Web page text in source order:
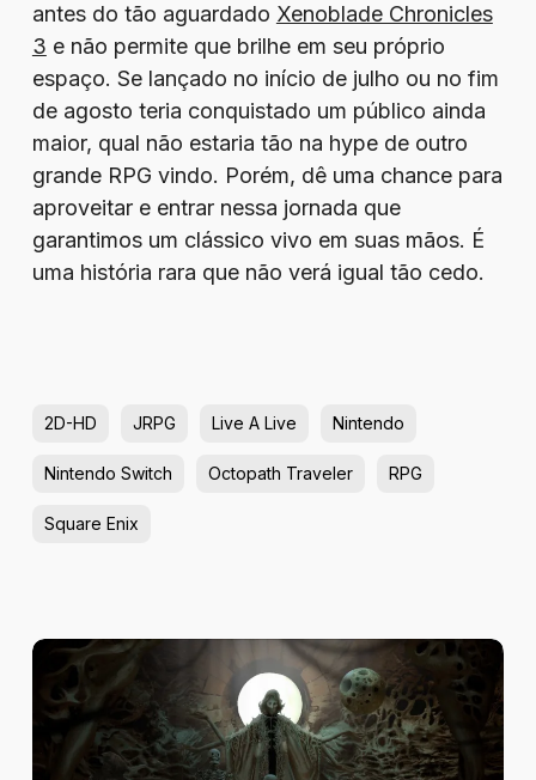
antes do tão aguardado Xenoblade Chronicles
3 e não permite que brilhe em seu próprio
espaço. Se lançado no início de julho ou no fim
de agosto teria conquistado um público ainda
maior, qual não estaria tão na hype de outro
grande RPG vindo. Porém, dê uma chance para
aproveitar e entrar nessa jornada que
garantimos um clássico vivo em suas mãos. É
uma história rara que não verá igual tão cedo.
2D-HD JRPG Live A Live Nintendo
Nintendo Switch Octopath Traveler RPG
Square Enix
Review
Tormentum